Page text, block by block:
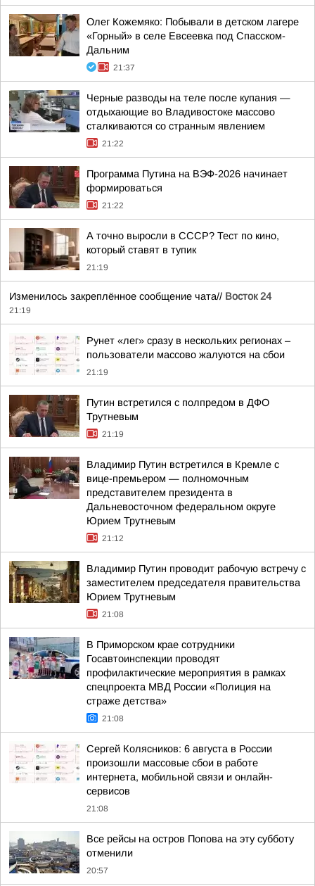
Олег Кожемяко: Побывали в детском лагере
«Горный» в селе Евсеевка под Спасском-
Дальним
21:37
Черные разводы на теле после купания —
отдыхающие во Владивостоке массово
сталкиваются со странным явлением
21:22
Программа Путина на ВЭФ-2026 начинает
формироваться
21:22
А точно выросли в СССР? Тест по кино,
который ставят в тупик
21:19
Изменилось закреплённое сообщение чата// Восток 24
21:19
Рунет «лег» сразу в нескольких регионах –
пользователи массово жалуются на сбои
21:19
Путин встретился с полпредом в ДФО
Трутневым
21:19
Владимир Путин встретился в Кремле с
вице-премьером — полномочным
представителем президента в
Дальневосточном федеральном округе
Юрием Трутневым
21:12
Владимир Путин проводит рабочую встречу с
заместителем председателя правительства
Юрием Трутневым
21:08
В Приморском крае сотрудники
Госавтоинспекции проводят
профилактические мероприятия в рамках
спецпроекта МВД России «Полиция на
страже детства»
21:08
Сергей Колясников: 6 августа в России
произошли массовые сбои в работе
интернета, мобильной связи и онлайн-
сервисов
21:08
Все рейсы на остров Попова на эту субботу
отменили
20:57